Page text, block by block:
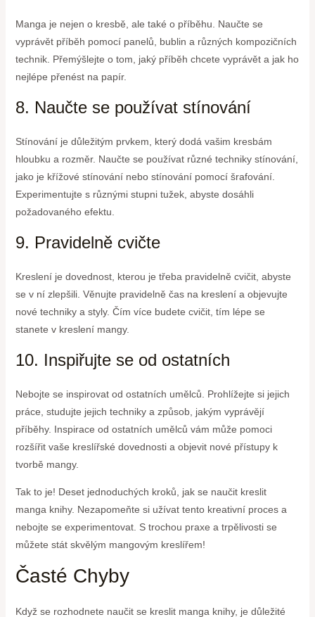
Manga je nejen o kresbě, ale také o příběhu. Naučte se
vyprávět příběh pomocí panelů, bublin a různých kompozičních
technik. Přemýšlejte o tom, jaký příběh chcete vyprávět a jak ho
nejlépe přenést na papír.
8. Naučte se používat stínování
Stínování je důležitým prvkem, který dodá vašim kresbám
hloubku a rozměr. Naučte se používat různé techniky stínování,
jako je křížové stínování nebo stínování pomocí šrafování.
Experimentujte s různými stupni tužek, abyste dosáhli
požadovaného efektu.
9. Pravidelně cvičte
Kreslení je dovednost, kterou je třeba pravidelně cvičit, abyste
se v ní zlepšili. Věnujte pravidelně čas na kreslení a objevujte
nové techniky a styly. Čím více budete cvičit, tím lépe se
stanete v kreslení mangy.
10. Inspiřujte se od ostatních
Nebojte se inspirovat od ostatních umělců. Prohlížejte si jejich
práce, studujte jejich techniky a způsob, jakým vyprávějí
příběhy. Inspirace od ostatních umělců vám může pomoci
rozšířit vaše kreslířské dovednosti a objevit nové přístupy k
tvorbě mangy.
Tak to je! Deset jednoduchých kroků, jak se naučit kreslit
manga knihy. Nezapomeňte si užívat tento kreativní proces a
nebojte se experimentovat. S trochou praxe a trpělivosti se
můžete stát skvělým mangovým kreslířem!
Časté Chyby
Když se rozhodnete naučit se kreslit manga knihy, je důležité